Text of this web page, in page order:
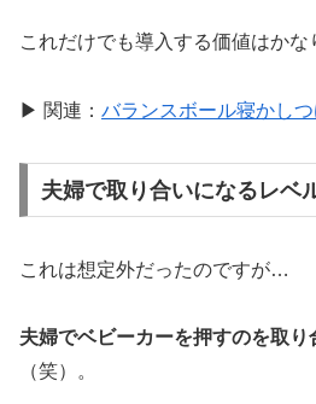
これだけでも導入する価値はかな
▶ 関連： バランスボール寝かし
夫婦で取り合いになるレベ
これは想定外だったのですが…
夫婦でベビーカーを押すのを取
（笑）。